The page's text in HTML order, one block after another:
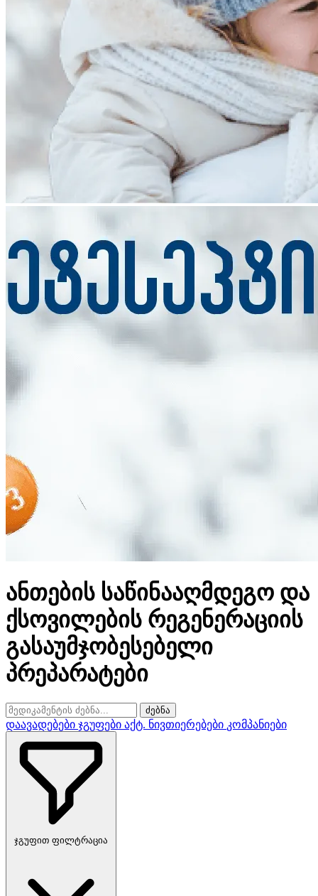
ანთების საწინააღმდეგო და
ქსოვილების რეგენერაციის
გასაუმჯობესებელი
პრეპარატები
ძებნა
დაავადებები ჯგუფები აქტ. ნივთიერებები კომპანიები
ჯგუფით ფილტრაცია